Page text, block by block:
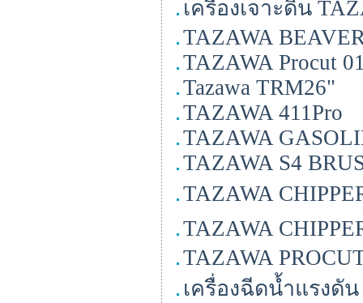
เครื่องเจาะดิน
TAZAWA
TAZAWA Procut
Tazawa TRM26"
TAZAWA 411Pro
TAZAWA
TAZAWA S4
TAZAWA
TAZAWA
TAZAWA
เครื่องฉีดน้ำแรงดั